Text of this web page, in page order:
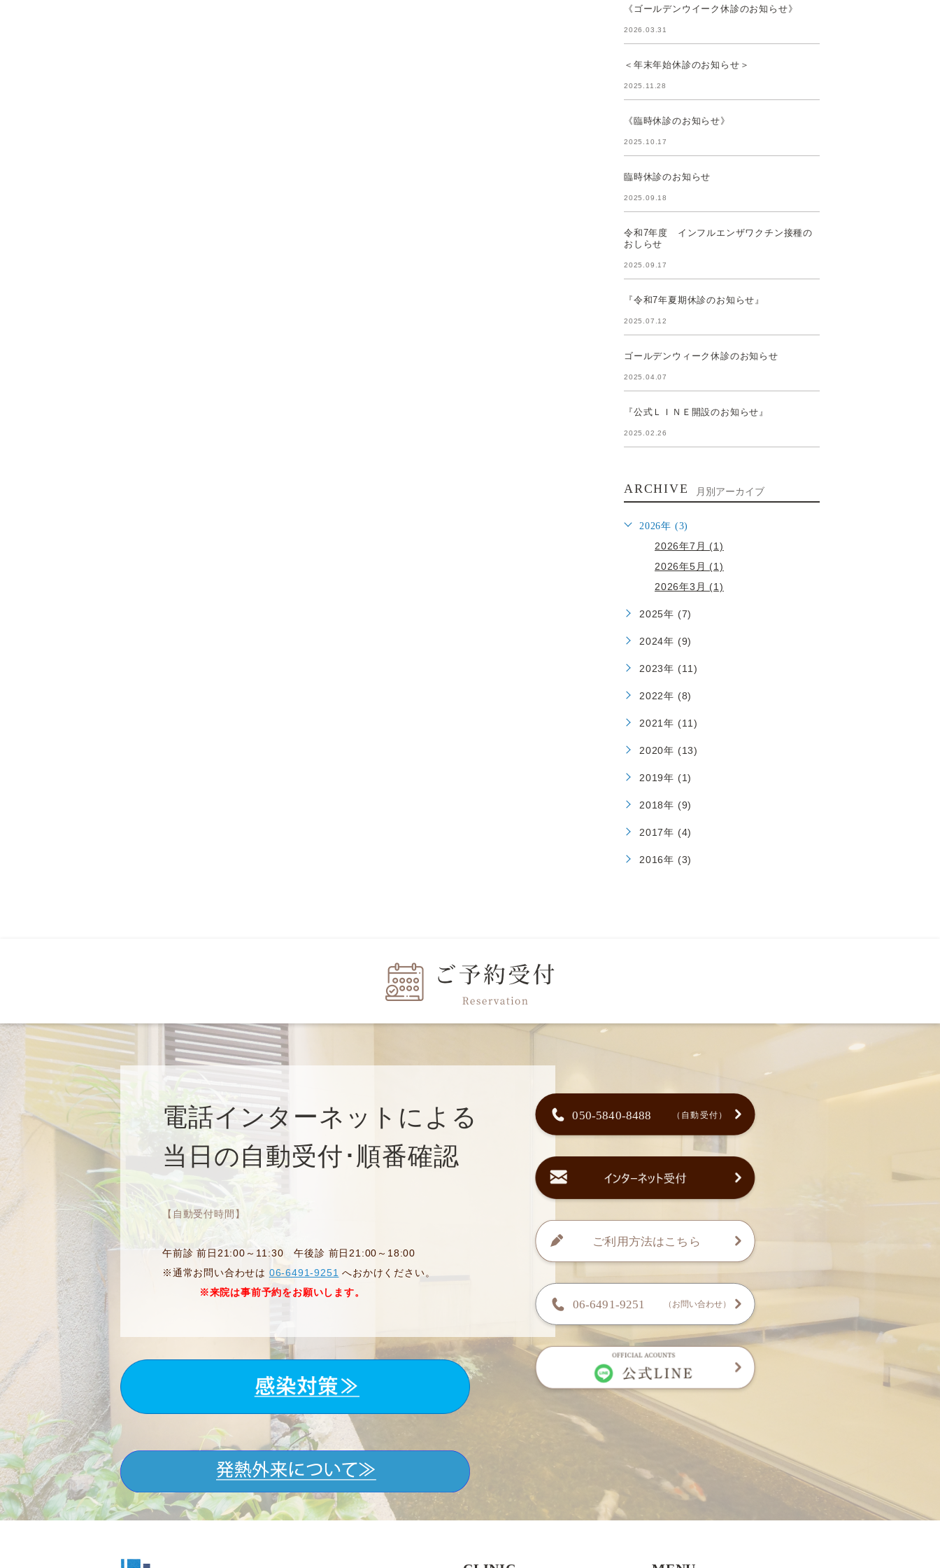
《ゴールデンウイーク休診のお知らせ》
2026.03.31
＜年末年始休診のお知らせ＞
2025.11.28
《臨時休診のお知らせ》
2025.10.17
臨時休診のお知らせ
2025.09.18
令和7年度 インフルエンザワクチン接種の
おしらせ
2025.09.17
『令和7年夏期休診のお知らせ』
2025.07.12
ゴールデンウィーク休診のお知らせ
2025.04.07
『公式ＬＩＮＥ開設のお知らせ』
2025.02.26
ARCHIVE 月別アーカイブ
2026年 (3)
2026年7月 (1)
2026年5月 (1)
2026年3月 (1)
2025年 (7)
2024年 (9)
2023年 (11)
2022年 (8)
2021年 (11)
2020年 (13)
2019年 (1)
2018年 (9)
2017年 (4)
2016年 (3)
電話インターネットによる
当日の自動受付･順番確認
【自動受付時間】
午前診 前日21:00～11:30午後診 前日21:00～18:00
※通常お問い合わせは 06-6491-9251 へおかけください。
※来院は事前予約をお願いします。